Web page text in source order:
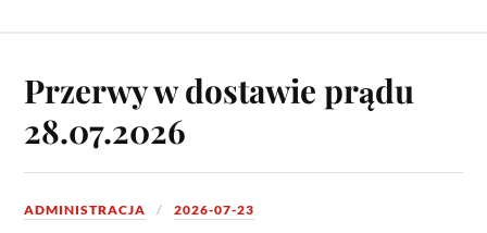
Przerwy w dostawie prądu
28.07.2026
ADMINISTRACJA 2026-07-23